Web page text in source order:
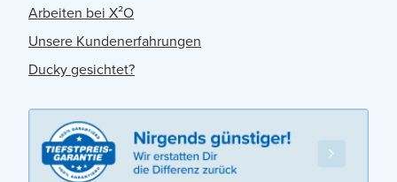
Arbeiten bei X²O
Unsere Kundenerfahrungen
Ducky gesichtet?